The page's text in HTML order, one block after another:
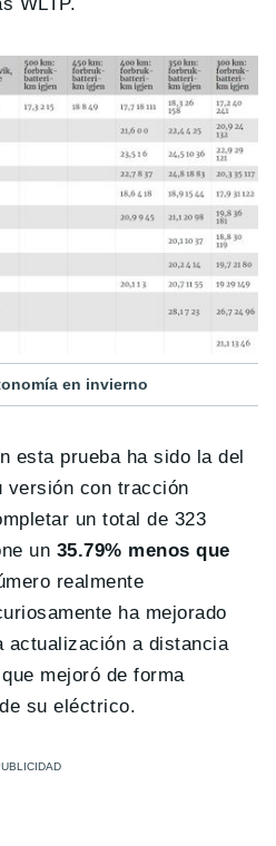
WLTP.
en invierno
esta prueba ha sido la del
versión con tracción
un total de 323
un 35.79% menos que
realmente
ha mejorado
actualización a distancia
mejoró de forma
su eléctrico.